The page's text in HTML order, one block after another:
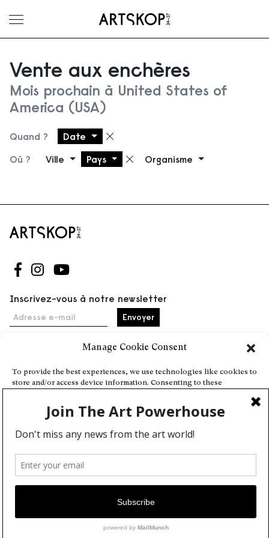
Manage Cookie Consent
To provide the best experiences, we use technologies like cookies to
store and/or access device information. Consenting to these
or unique IDs on this site. Not consenting or withdrawing consent,
may adversely affect certain features and functions.
Deny
View preferences
Cookie Policy
Ouvrir le menu
Vente aux enchères
Mois prochain à United States of
America (USA)
Quand ? Date Supprimer le filtre
Où ? Ville Pays Supprimer le filtre
Organisme
Suivez-nous sur Facebook
Suivez-nous sur Instagram
Suivez-nous sur Youtube
Inscrivez-vous à notre newsletter
Adresse e-mail
Accueil
Événements
À propos
Partenaires
Contact
Conditions générales
Confidentialité et cookies
Communiquer votre événement